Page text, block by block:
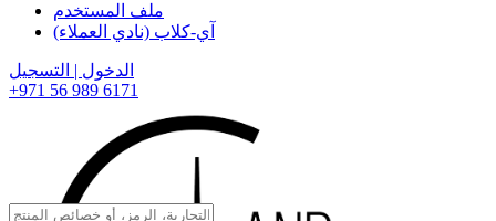
ملف المستخدم
آي-كلاب (نادي العملاء)
الدخول | التسجيل
+971 56 989 6171